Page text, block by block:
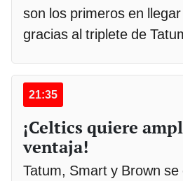
son los primeros en
gracias al triplete de
21:35
¡Celtics quiere
ventaja!
Tatum, Smart y Brown